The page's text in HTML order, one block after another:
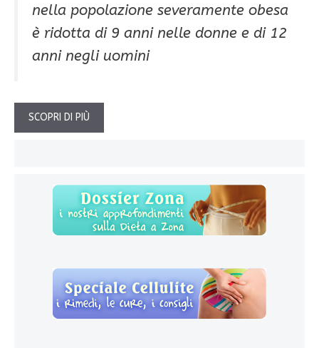
nella popolazione severamente obesa
è ridotta di 9 anni nelle donne e di 12
anni negli uomini
SCOPRI DI PIÙ